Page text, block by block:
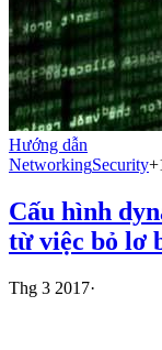
Hướng dẫn
NetworkingSecurity+
Cấu hình
từ việc bỏ lơ
Thg 3 2017·